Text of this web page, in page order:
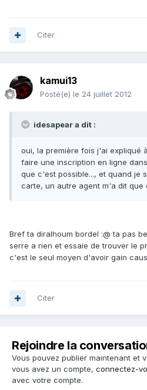
Citer
kamui13
Posté(e) le 24 juillet 2012
idesapear a dit :
oui, la première fois j'ai expliqué
faire une inscription en ligne
que c'est possible..., et quand je
carte, un autre agent m'a dit que
Bref ta diralhoum bordel :@ ta pas
serre a rien et essaie de trouver le
c'est le seul moyen d'avoir gain
Citer
Rejoindre la
Vous pouvez publier maintenant et
vous avez un compte, connectez-
avec votre compte.